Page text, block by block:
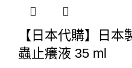
【日本代購】日
蟲止癢液 35 ml